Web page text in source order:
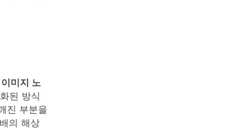
미지 노
된 방식
진 부분을
의 해상